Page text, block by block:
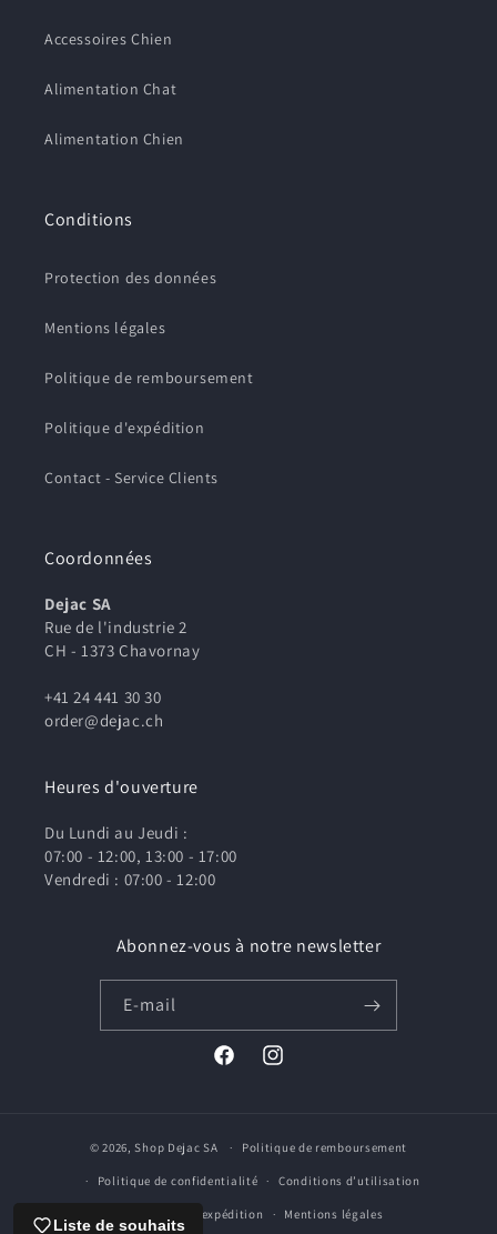
Accessoires Chien
Alimentation Chat
Alimentation Chien
Conditions
Protection des données
Mentions légales
Politique de remboursement
Politique d'expédition
Contact - Service Clients
Coordonnées
Dejac SA
Rue de l'industrie 2
CH - 1373 Chavornay
+41 24 441 30 30
order@dejac.ch
Heures d'ouverture
Du Lundi au Jeudi :
07:00 - 12:00, 13:00 - 17:00
Vendredi : 07:00 - 12:00
Abonnez-vous à notre newsletter
E-mail
FacebookInstagram
© 2026, Shop Dejac SA Politique de remboursement
Politique de confidentialité Conditions d’utilisation
Politique d’expédition Mentions légales
Liste de souhaits